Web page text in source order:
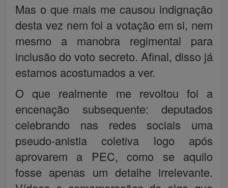
Mas o que mais me causou indignação
desta vez nem foi a votação em si, nem
mesmo a manobra regimental para
inclusão do voto secreto. Afinal, disso já
estamos acostumados a ver.
O que realmente me revoltou foi a
encenação subsequente: deputados
celebrando nas redes sociais uma
pseudo-anistia coletiva logo após
aprovarem a PEC, como se aquilo
fosse apenas um detalhe irrelevante.